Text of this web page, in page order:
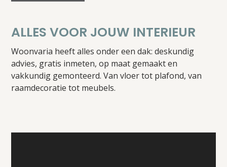
ALLES VOOR JOUW INTERIEUR
Woonvaria heeft alles onder een dak: deskundig
advies, gratis inmeten, op maat gemaakt en
vakkundig gemonteerd. Van vloer tot plafond, van
raamdecoratie tot meubels.